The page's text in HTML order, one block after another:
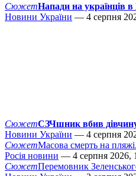
СюжетНапади на українців
Новини України — 4 серпня
СюжетСЗЧшник вбив
Новини України — 4 серпня
СюжетМасова смерть на
Росія новини — 4 серпня 2026,
СюжетПеремовник